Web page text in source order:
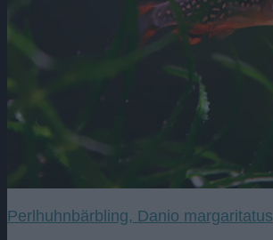
Perlhuhnbärbling, Danio margaritatus